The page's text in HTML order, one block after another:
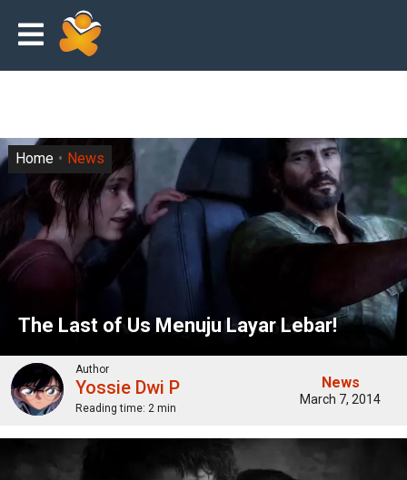
The Last of Us Menuju Layar Lebar!
Home News
Author
Yossie Dwi P
Reading time: 2 min
News
March 7, 2014